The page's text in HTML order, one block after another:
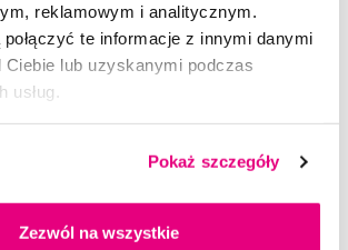
reklamowym i analitycznym.
te informacje z innymi danymi
lub uzyskanymi podczas
usług.
Pokaż szczegóły
Zezwól na wszystkie